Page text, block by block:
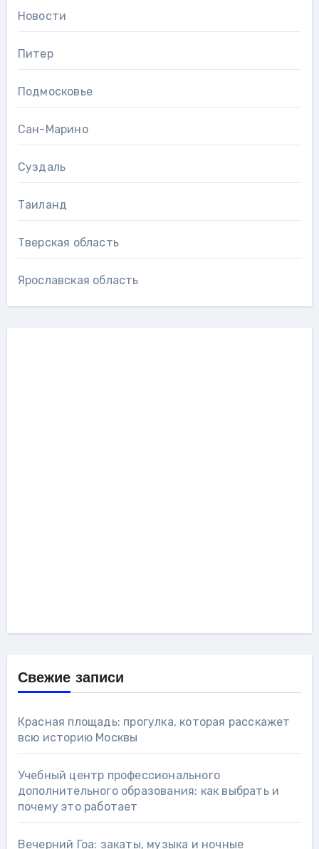
Новости
Питер
Подмосковье
Сан-Марино
Суздаль
Таиланд
Тверская область
Ярославская область
Свежие записи
Красная площадь: прогулка, которая расскажет
всю историю Москвы
Учебный центр профессионального
дополнительного образования: как выбрать и
почему это работает
Вечерний Гоа: закаты, музыка и ночные